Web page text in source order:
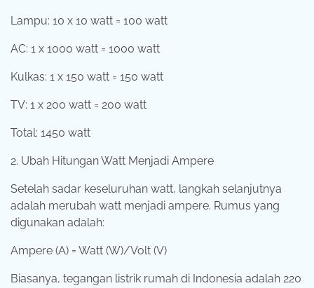
Lampu: 10 x 10 watt = 100 watt
AC: 1 x 1000 watt = 1000 watt
Kulkas: 1 x 150 watt = 150 watt
TV: 1 x 200 watt = 200 watt
Total: 1450 watt
2. Ubah Hitungan Watt Menjadi Ampere
Setelah sadar keseluruhan watt, langkah selanjutnya
adalah merubah watt menjadi ampere. Rumus yang
digunakan adalah:
Ampere (A) = Watt (W)/Volt (V)
Biasanya, tegangan listrik rumah di Indonesia adalah 220